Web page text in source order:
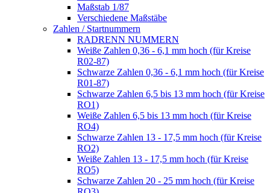
Maßstab 1/87
Verschiedene Maßstäbe
Zahlen / Startnummern
RADRENN NUMMERN
Weiße Zahlen 0,36 - 6,1 mm hoch (für Kreise
R02-87)
Schwarze Zahlen 0,36 - 6,1 mm hoch (für Kreise
R01-87)
Schwarze Zahlen 6,5 bis 13 mm hoch (für Kreise
RO1)
Weiße Zahlen 6,5 bis 13 mm hoch (für Kreise
RO4)
Schwarze Zahlen 13 - 17,5 mm hoch (für Kreise
RO2)
Weiße Zahlen 13 - 17,5 mm hoch (für Kreise
RO5)
Schwarze Zahlen 20 - 25 mm hoch (für Kreise